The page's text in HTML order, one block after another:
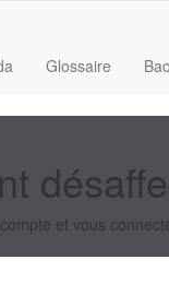
Glossaire
et vous